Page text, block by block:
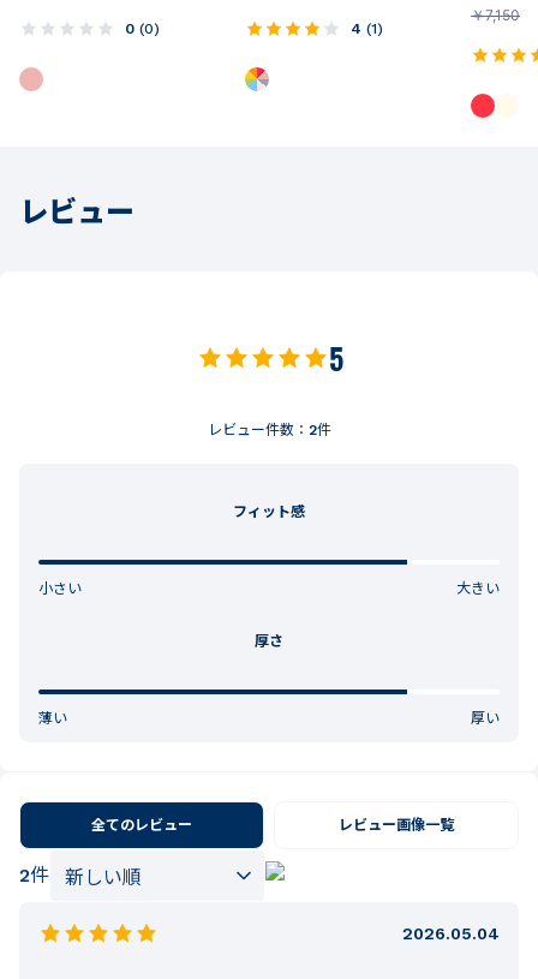
0 (0) 4 (1)
￥7,150
レビュー
5
レビュー件数： 2件
フィット感
小さい 大きい
厚さ
薄い 厚い
全てのレビュー レビュー画像一覧
2件
2026.05.04